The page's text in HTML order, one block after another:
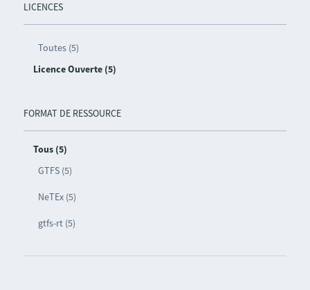
LICENCES
Toutes (5)
Licence Ouverte (5)
FORMAT DE RESSOURCE
Tous (5)
GTFS (5)
NeTEx (5)
gtfs-rt (5)